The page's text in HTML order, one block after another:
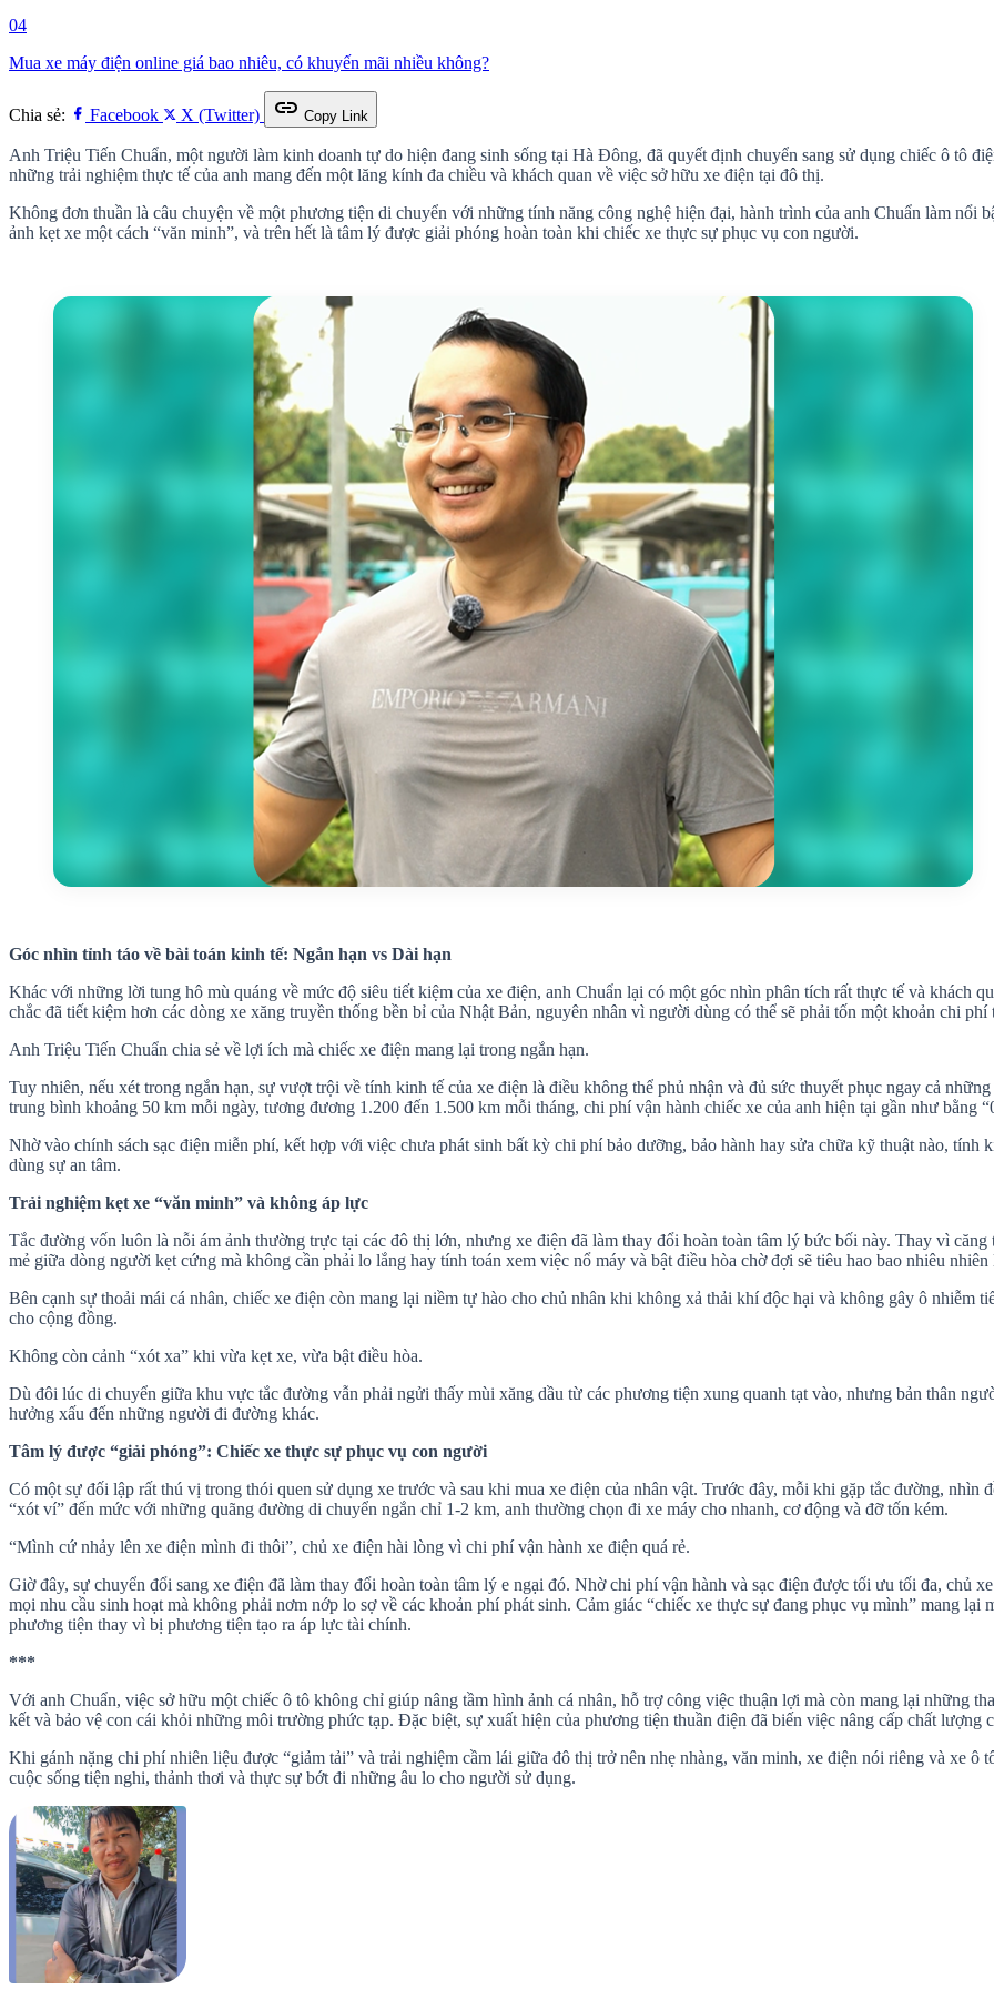
04
Mua xe máy điện online giá bao nhiêu, có khuyến mãi nhiều không?
Chia sẻ: Facebook X (Twitter) link Copy Link
Anh Triệu Tiến Chuẩn, một người làm kinh doanh tự do hiện đang sinh sống tại Hà Đông, đã quyết định chuyển sang sử dụng chiếc ô tô
những trải nghiệm thực tế của anh mang đến một lăng kính đa chiều và khách quan về việc sở hữu xe điện tại đô thị.
Không đơn thuần là câu chuyện về một phương tiện di chuyển với những tính năng công nghệ hiện đại, hành trình của anh Chuẩn làm nổi
ảnh kẹt xe một cách “văn minh”, và trên hết là tâm lý được giải phóng hoàn toàn khi chiếc xe thực sự phục vụ con người.
Góc nhìn tỉnh táo về bài toán kinh tế: Ngắn hạn vs Dài hạn
Khác với những lời tung hô mù quáng về mức độ siêu tiết kiệm của xe điện, anh Chuẩn lại có một góc nhìn phân tích rất thực tế và khách
chắc đã tiết kiệm hơn các dòng xe xăng truyền thống bền bỉ của Nhật Bản, nguyên nhân vì người dùng có thể sẽ phải tốn một khoản chi
Anh Triệu Tiến Chuẩn chia sẻ về lợi ích mà chiếc xe điện mang lại trong ngắn hạn.
Tuy nhiên, nếu xét trong ngắn hạn, sự vượt trội về tính kinh tế của xe điện là điều không thể phủ nhận và đủ sức thuyết phục ngay cả
trung bình khoảng 50 km mỗi ngày, tương đương 1.200 đến 1.500 km mỗi tháng, chi phí vận hành chiếc xe của anh hiện tại gần như bằng
Nhờ vào chính sách sạc điện miễn phí, kết hợp với việc chưa phát sinh bất kỳ chi phí bảo dưỡng, bảo hành hay sửa chữa kỹ thuật nào,
dùng sự an tâm.
Trải nghiệm kẹt xe “văn minh” và không áp lực
Tắc đường vốn luôn là nỗi ám ảnh thường trực tại các đô thị lớn, nhưng xe điện đã làm thay đổi hoàn toàn tâm lý bức bối này. Thay vì
mẻ giữa dòng người kẹt cứng mà không cần phải lo lắng hay tính toán xem việc nổ máy và bật điều hòa chờ đợi sẽ tiêu hao bao nhiêu nhiên
Bên cạnh sự thoải mái cá nhân, chiếc xe điện còn mang lại niềm tự hào cho chủ nhân khi không xả thải khí độc hại và không gây ô nhiễm
cho cộng đồng.
Không còn cảnh “xót xa” khi vừa kẹt xe, vừa bật điều hòa.
Dù đôi lúc di chuyển giữa khu vực tắc đường vẫn phải ngửi thấy mùi xăng dầu từ các phương tiện xung quanh tạt vào, nhưng bản thân
hưởng xấu đến những người đi đường khác.
Tâm lý được “giải phóng”: Chiếc xe thực sự phục vụ con người
Có một sự đối lập rất thú vị trong thói quen sử dụng xe trước và sau khi mua xe điện của nhân vật. Trước đây, mỗi khi gặp tắc đường,
“xót ví” đến mức với những quãng đường di chuyển ngắn chỉ 1-2 km, anh thường chọn đi xe máy cho nhanh, cơ động và đỡ tốn kém.
“Mình cứ nhảy lên xe điện mình đi thôi”, chủ xe điện hài lòng vì chi phí vận hành xe điện quá rẻ.
Giờ đây, sự chuyển đổi sang xe điện đã làm thay đổi hoàn toàn tâm lý e ngại đó. Nhờ chi phí vận hành và sạc điện được tối ưu tối đa, chủ
mọi nhu cầu sinh hoạt mà không phải nơm nớp lo sợ về các khoản phí phát sinh. Cảm giác “chiếc xe thực sự đang phục vụ mình” mang
phương tiện thay vì bị phương tiện tạo ra áp lực tài chính.
***
Với anh Chuẩn, việc sở hữu một chiếc ô tô không chỉ giúp nâng tầm hình ảnh cá nhân, hỗ trợ công việc thuận lợi mà còn mang lại những
kết và bảo vệ con cái khỏi những môi trường phức tạp. Đặc biệt, sự xuất hiện của phương tiện thuần điện đã biến việc nâng cấp chất lượng
Khi gánh nặng chi phí nhiên liệu được “giảm tải” và trải nghiệm cầm lái giữa đô thị trở nên nhẹ nhàng, văn minh, xe điện nói riêng và xe
cuộc sống tiện nghi, thảnh thơi và thực sự bớt đi những âu lo cho người sử dụng.